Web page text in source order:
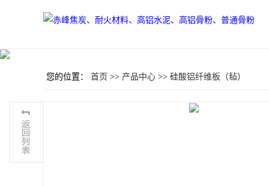
您的位置： 首页 >> 产品中心 >> 硅酸铝纤维板（毡）